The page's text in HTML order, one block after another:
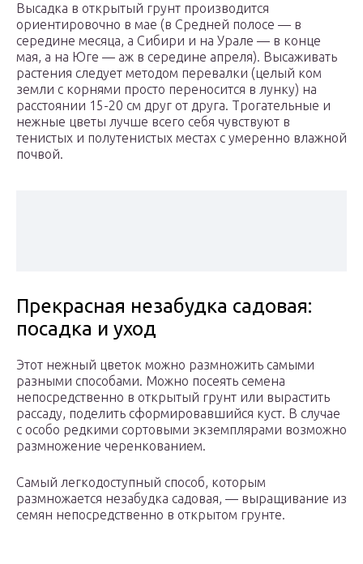
Высадка в открытый грунт производится
ориентировочно в мае (в Средней полосе — в
середине месяца, а Сибири и на Урале — в конце
мая, а на Юге — аж в середине апреля). Высаживать
растения следует методом перевалки (целый ком
земли с корнями просто переносится в лунку) на
расстоянии 15-20 см друг от друга. Трогательные и
нежные цветы лучше всего себя чувствуют в
тенистых и полутенистых местах с умеренно влажной
почвой.
Прекрасная незабудка садовая:
посадка и уход
Этот нежный цветок можно размножить самыми
разными способами. Можно посеять семена
непосредственно в открытый грунт или вырастить
рассаду, поделить сформировавшийся куст. В случае
с особо редкими сортовыми экземплярами возможно
размножение черенкованием.
Самый легкодоступный способ, которым
размножается незабудка садовая, — выращивание из
семян непосредственно в открытом грунте.